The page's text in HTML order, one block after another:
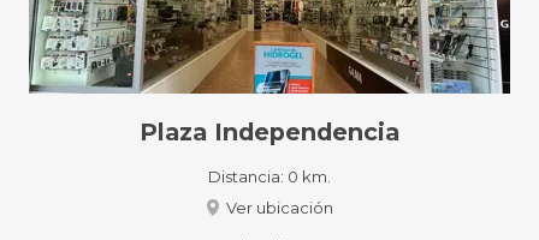
Plaza Independencia
Distancia: 0 km.
Ver ubicación